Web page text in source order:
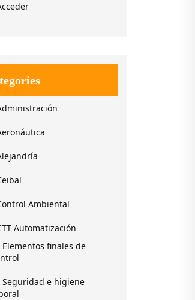
Ambiental
Automatización
Elementos finales de
Seguridad e higiene